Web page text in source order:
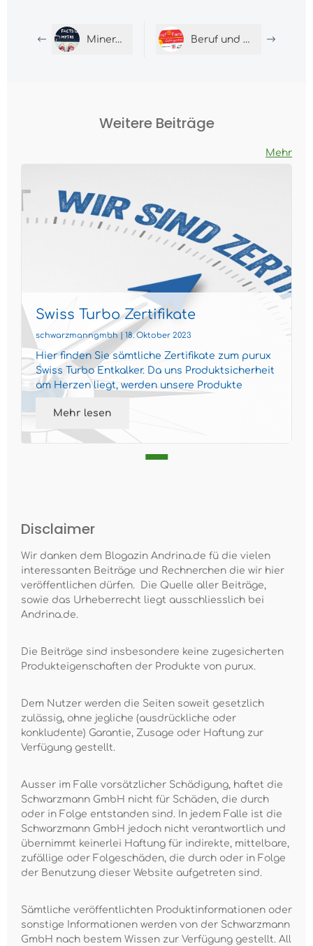
Mineralsalz Mythen Beruf und Familie Auszeichnung
Weitere Beiträge
Mehr
Swiss Turbo Zertifikate
schwarzmanngmbh | 18. Oktober 2023
Hier finden Sie sämtliche Zertifikate zum purux
Swiss Turbo Entkalker. Da uns Produktsicherheit
am Herzen liegt, werden unsere Produkte
regelmäßig von...
Mehr lesen
Disclaimer
Wir danken dem Blogazin Andrina.de fü die vielen
interessanten Beiträge und Rechnerchen die wir hier
veröffentlichen dürfen. Die Quelle aller Beiträge,
sowie das Urheberrecht liegt ausschliesslich bei
Andrina.de.
Die Beiträge sind insbesondere keine zugesicherten
Produkteigenschaften der Produkte von purux.
Dem Nutzer werden die Seiten soweit gesetzlich
zulässig, ohne jegliche (ausdrückliche oder
konkludente) Garantie, Zusage oder Haftung zur
Verfügung gestellt.
Ausser im Falle vorsätzlicher Schädigung, haftet die
Schwarzmann GmbH nicht für Schäden, die durch
oder in Folge entstanden sind. In jedem Falle ist die
Schwarzmann GmbH jedoch nicht verantwortlich und
übernimmt keinerlei Haftung für indirekte, mittelbare,
zufällige oder Folgeschäden, die durch oder in Folge
der Benutzung dieser Website aufgetreten sind.
Sämtliche veröffentlichten Produktinformationen oder
sonstige Informationen werden von der Schwarzmann
GmbH nach bestem Wissen zur Verfügung gestellt. All